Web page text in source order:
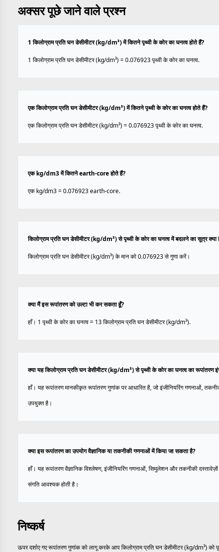
अक्सर पूछे जाने वाले प्रश्न
1 किलोग्राम प्रति घन डेसीमीटर (kg/dm³) में कितने पृथ्वी के कोर का घनत्व होते हैं?
1 किलोग्राम प्रति घन डेसीमीटर (kg/dm³) = 0.076923 पृथ्वी के कोर का घनत्व.
एक किलोग्राम प्रति घन डेसीमीटर (kg/dm³) में कितने पृथ्वी के कोर का घनत्व होते हैं?
एक किलोग्राम प्रति घन डेसीमीटर (kg/dm³) = 0.076923 पृथ्वी के कोर का घनत्व.
एक kg/dm3 में कितने earth-core होते हैं?
एक kg/dm3 = 0.076923 earth-core.
किलोग्राम प्रति घन डेसीमीटर (kg/dm³) से पृथ्वी के कोर का घनत्व में बदलने का सूत्र क्या
किलोग्राम प्रति घन डेसीमीटर (kg/dm³) के मान को 0.076923 से गुणा करें।
क्या मैं इस रूपांतरण को उल्टा भी कर सकता हूँ?
हाँ। 1 पृथ्वी के कोर का घनत्व = 13 किलोग्राम प्रति घन डेसीमीटर (kg/dm³).
क्या यह किलोग्राम प्रति घन डेसीमीटर (kg/dm³) से पृथ्वी के कोर का घनत्व का रूपांतरण
हाँ। यह रूपांतरण मानकीकृत रूपांतरण गुणांक पर आधारित है, जो इंजीनियरिंग गणनाओं,
उपयुक्त है।
क्या इस रूपांतरण का उपयोग वैज्ञानिक या तकनीकी गणनाओं में किया जा सकता है?
हाँ। यह रूपांतरण वैज्ञानिक विश्लेषण, इंजीनियरिंग गणनाओं, सिमुलेशन और तकनीकी
संगति आवश्यक होती है।
निष्कर्ष
ऊपर दर्शाए गए रूपांतरण गुणांक को लागू करके आप किलोग्राम प्रति घन डेसीमीटर (kg/dm³) को